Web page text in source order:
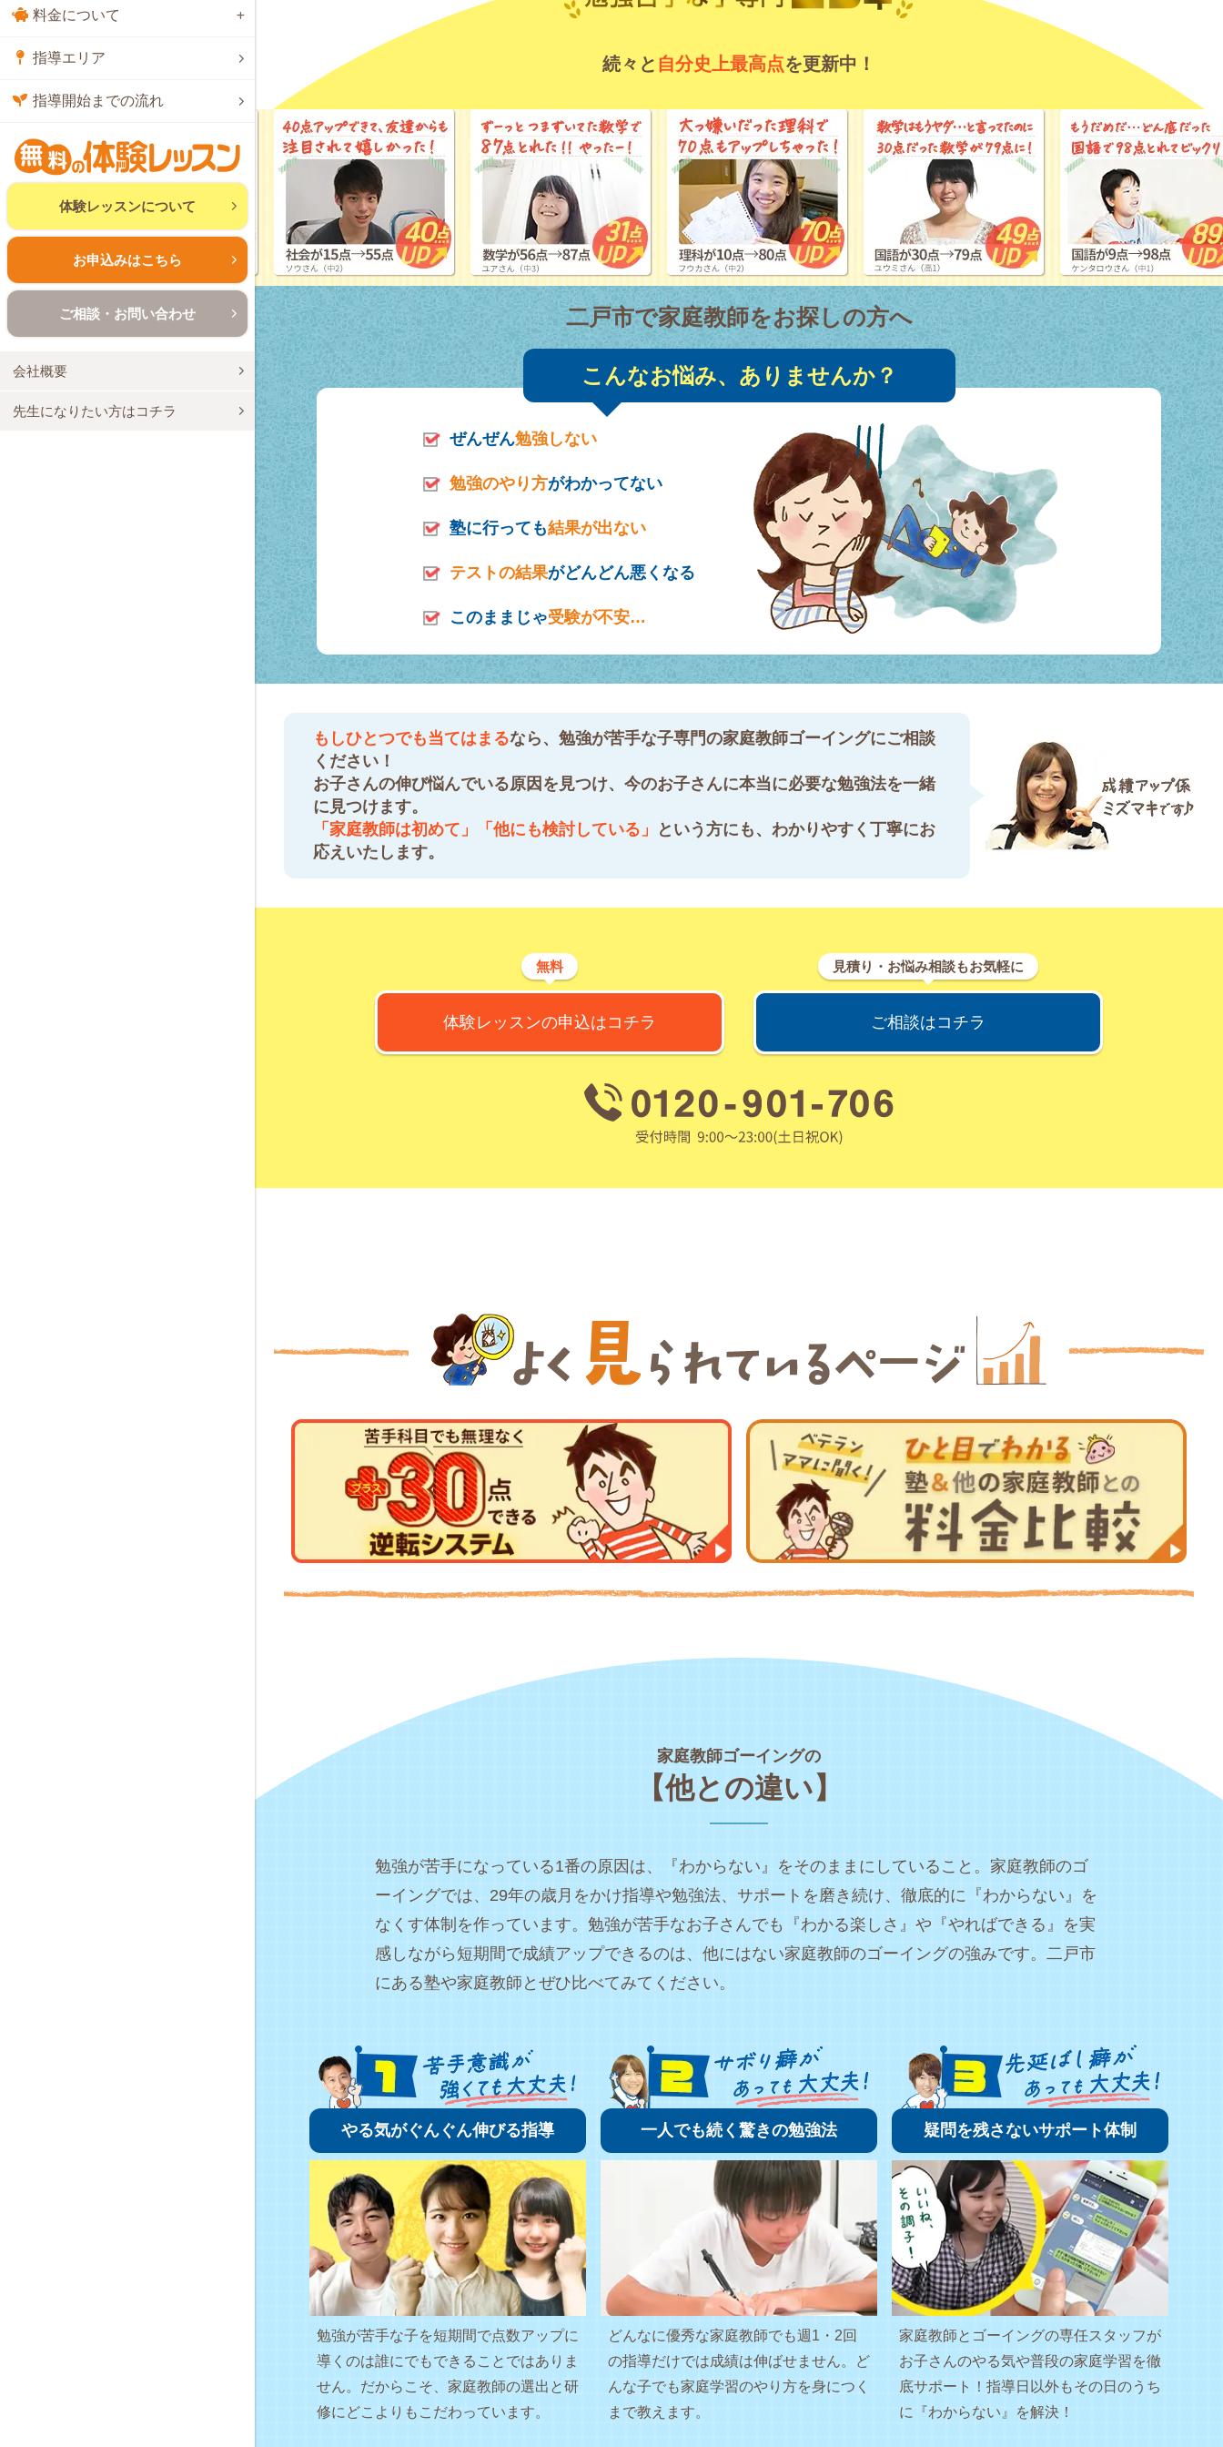
続々と 自分史上最高点を更新中！
二戸市で家庭教師をお探しの方へ
こんなお悩み、ありませんか？
ぜんぜん勉強しない
勉強のやり方がわかってない
塾に行っても結果が出ない
テストの結果がどんどん悪くなる
このままじゃ受験が不安…
もしひとつでも当てはまるなら、勉強が苦手な子専門の家庭教師ゴーイングにご相談
ください！
お子さんの伸び悩んでいる原因を見つけ、今のお子さんに本当に必要な勉強法を一緒
に見つけます。
「家庭教師は初めて」「他にも検討している」
という方にも、わかりやすく丁寧にお
応えいたします。
無料
体験レッスンの申込はコチラ
見積り・お悩み相談もお気軽に
ご相談はコチラ
家庭教師ゴーイングの
【他との違い】
勉強が苦手になっている1番の原因は、『わからない』をそのままにしていること。家庭教師のゴ
ーイングでは、29年の歳月をかけ指導や勉強法、サポートを磨き続け、徹底的に『わからない』を
なくす体制を作っています。勉強が苦手なお子さんでも『わかる楽しさ』や『やればできる』を実
感しながら短期間で成績アップできるのは、他にはない家庭教師のゴーイングの強みです。二戸市
にある塾や家庭教師とぜひ比べてみてください。
やる気がぐんぐん伸びる指導
勉強が苦手な子を短期間で点数アップに
導くのは誰にでもできることではありま
せん。だからこそ、家庭教師の選出と研
修にどこよりもこだわっています。
一人でも続く驚きの勉強法
どんなに優秀な家庭教師でも週1・2回
の指導だけでは成績は伸ばせません。ど
んな子でも家庭学習のやり方を身につく
まで教えます。
疑問を残さないサポート体制
家庭教師とゴーイングの専任スタッフが
お子さんのやる気や普段の家庭学習を徹
底サポート！指導日以外もその日のうち
に『わからない』を解決！
料金について
指導エリア
指導開始までの流れ
体験レッスンについて
お申込みはこちら
ご相談・お問い合わせ
会社概要
先生になりたい方はコチラ